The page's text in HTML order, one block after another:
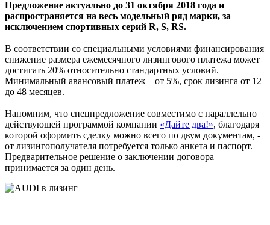
Предложение актуально до 31 октября 2018 года и
распространяется на весь модельный ряд марки, за
исключением спортивных серий R, S, RS.
В соответствии со специальными условиями финансирования
снижение размера ежемесячного лизингового платежа может
достигать 20% относительно стандартных условий.
Минимальный авансовый платеж – от 5%, срок лизинга от 12
до 48 месяцев.
Напомним, что спецпредложение совместимо с параллельно
действующей программой компании «Дайте два!», благодаря
которой оформить сделку можно всего по двум документам, -
от лизингополучателя потребуется только анкета и паспорт.
Предварительное решение о заключении договора
принимается за один день.